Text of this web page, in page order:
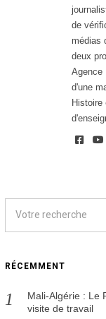
de
médias
deux
Agence
d'une
Histoire
RÉCEMMENT
Mali-Algérie : Le
visite de travail